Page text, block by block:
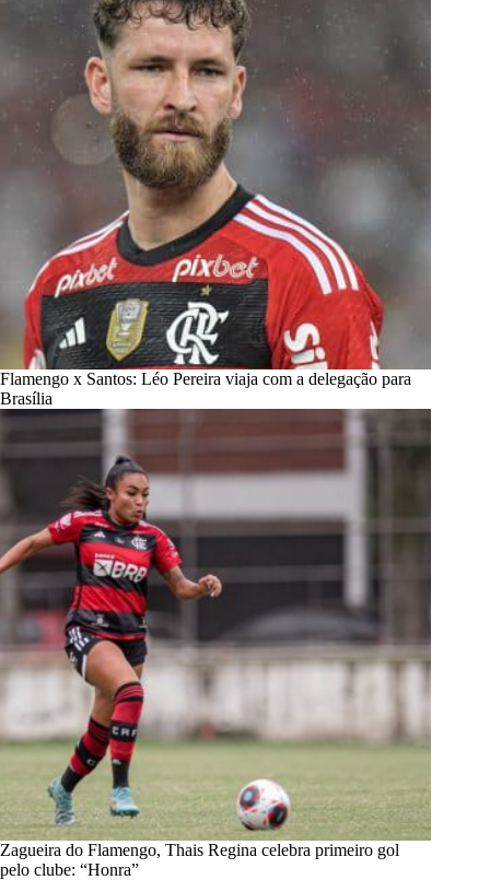
Flamengo x Santos: Léo Pereira viaja com a delegação para
Brasília
Zagueira do Flamengo, Thais Regina celebra primeiro gol
pelo clube: “Honra”